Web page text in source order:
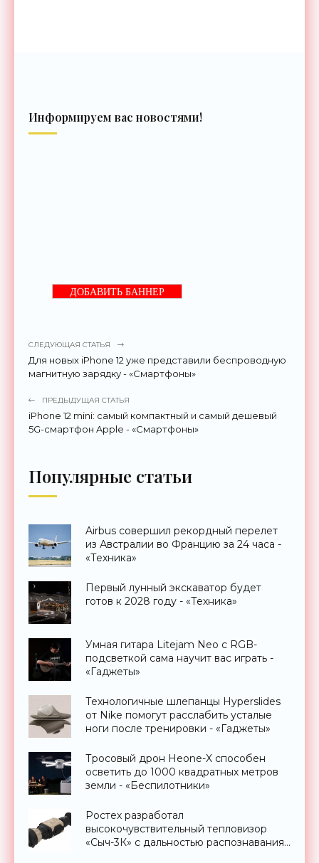
Информируем вас новостями!
ДОБАВИТЬ БАННЕР
СЛЕДУЮЩАЯ СТАТЬЯ
Для новых iPhone 12 уже представили беспроводную
магнитную зарядку - «Смартфоны»
ПРЕДЫДУЩАЯ СТАТЬЯ
iPhone 12 mini: самый компактный и самый дешевый
5G-смартфон Apple - «Смартфоны»
Популярные статьи
Airbus совершил рекордный перелет
из Австралии во Францию за 24 часа -
«Техника»
Первый лунный экскаватор будет
готов к 2028 году - «Техника»
Умная гитара Litejam Neo с RGB-
подсветкой сама научит вас играть -
«Гаджеты»
Технологичные шлепанцы Hyperslides
от Nike помогут расслабить усталые
ноги после тренировки - «Гаджеты»
Тросовый дрон Heone-X способен
осветить до 1000 квадратных метров
земли - «Беспилотники»
Ростех разработал
высокочувствительный тепловизор
«Сыч-3К» с дальностью распознавания